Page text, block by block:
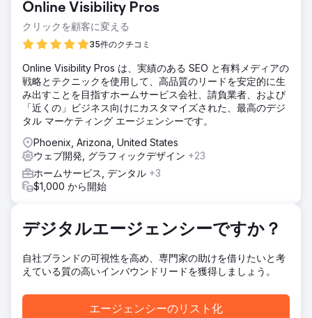
カスタムWordPressテーマを使って2つのウェブサイトを制
作した経験がありました。当時のロゴは90年代後半の、非常
に細分化された雰囲気でした。
ピザレストランのモダンなテーマを見つけ、クライアントに
承認してもらいました。また、1:1アスペクト比の画像にぴっ
たり合う、シンプルでモダンなタッチのロゴも作成しまし
た。
彼らを驚かせたカスタムウェブサイト。マーシュフィールド
で最高のピザ店として17年間も実績を積み重ねてきた彼らの
誇りを体現しています。私は、チェリーレッドのシボレー
'57 ベルエアをモチーフにしたロゴを再現しました。まさに
た。彼はこのロゴを大変気に入り、封筒、ラベル、ステッカ
ーなどの文房具、看板広告、オンライン広告、印刷広告、さ
らにはゴルフカート用のカスタムマグネットデカールにも使
用しています。
エージェンシーページに移動
Online Visibility Pros
クリックを顧客に変える
35件のクチコミ
Online Visibility Pros は、実績のある SEO と有料メディアの
戦略とテクニックを使用して、高品質のリードを安定的に生
み出すことを目指すホームサービス会社、請負業者、および
「近くの」ビジネス向けにカスタマイズされた、最高のデジ
タル マーケティング エージェンシーです。
Phoenix, Arizona, United States
ウェブ開発, グラフィックデザイン +23
ホームサービス, デンタル +3
$1,000 から開始
デジタルエージェンシーですか？
自社ブランドの可視性を高め、専門家の助けを借りたいと考
えている質の高いインバウンドリードを獲得しましょう。
エージェンシーのリスト化